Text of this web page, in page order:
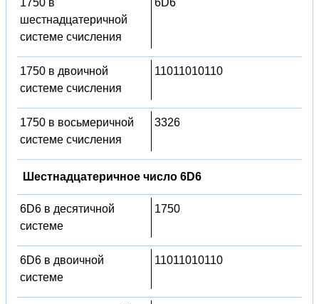
шестнадцатеричной
системе счисления
1750 в двоичной
системе счисления
11011010110
1750 в восьмеричной
системе счисления
3326
Шестнадцатеричное число 6D6
6D6 в десятичной
системе
1750
6D6 в двоичной
системе
11011010110